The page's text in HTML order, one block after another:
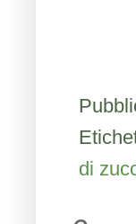
di